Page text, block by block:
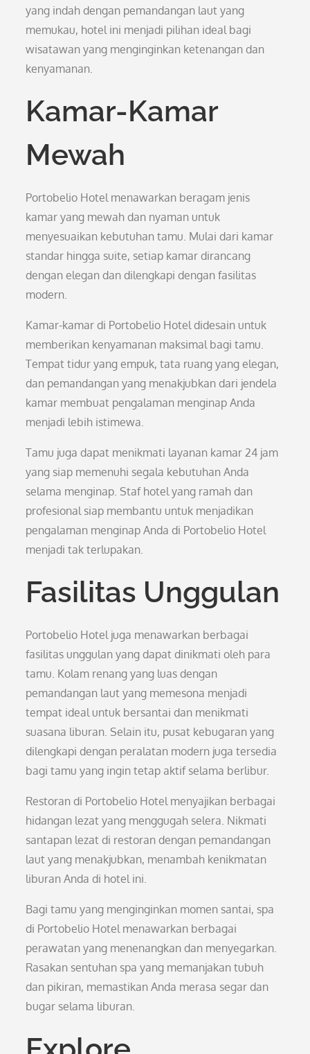
yang indah dengan pemandangan laut yang
memukau, hotel ini menjadi pilihan ideal bagi
wisatawan yang menginginkan ketenangan dan
kenyamanan.
Kamar-Kamar
Mewah
Portobelio Hotel menawarkan beragam jenis
kamar yang mewah dan nyaman untuk
menyesuaikan kebutuhan tamu. Mulai dari kamar
standar hingga suite, setiap kamar dirancang
dengan elegan dan dilengkapi dengan fasilitas
modern.
Kamar-kamar di Portobelio Hotel didesain untuk
memberikan kenyamanan maksimal bagi tamu.
Tempat tidur yang empuk, tata ruang yang elegan,
dan pemandangan yang menakjubkan dari jendela
kamar membuat pengalaman menginap Anda
menjadi lebih istimewa.
Tamu juga dapat menikmati layanan kamar 24 jam
yang siap memenuhi segala kebutuhan Anda
selama menginap. Staf hotel yang ramah dan
profesional siap membantu untuk menjadikan
pengalaman menginap Anda di Portobelio Hotel
menjadi tak terlupakan.
Fasilitas Unggulan
Portobelio Hotel juga menawarkan berbagai
fasilitas unggulan yang dapat dinikmati oleh para
tamu. Kolam renang yang luas dengan
pemandangan laut yang memesona menjadi
tempat ideal untuk bersantai dan menikmati
suasana liburan. Selain itu, pusat kebugaran yang
dilengkapi dengan peralatan modern juga tersedia
bagi tamu yang ingin tetap aktif selama berlibur.
Restoran di Portobelio Hotel menyajikan berbagai
hidangan lezat yang menggugah selera. Nikmati
santapan lezat di restoran dengan pemandangan
laut yang menakjubkan, menambah kenikmatan
liburan Anda di hotel ini.
Bagi tamu yang menginginkan momen santai, spa
di Portobelio Hotel menawarkan berbagai
perawatan yang menenangkan dan menyegarkan.
Rasakan sentuhan spa yang memanjakan tubuh
dan pikiran, memastikan Anda merasa segar dan
bugar selama liburan.